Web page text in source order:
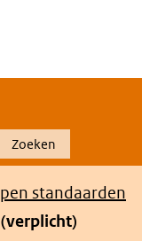
Zoeken
standaarden